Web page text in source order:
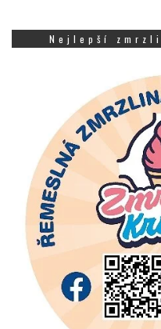
Nejlepší